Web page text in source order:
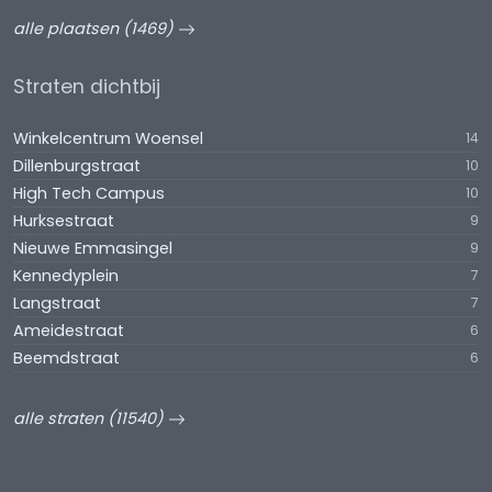
alle plaatsen (1469)
Straten dichtbij
Winkelcentrum Woensel 14
Dillenburgstraat 10
High Tech Campus 10
Hurksestraat 9
Nieuwe Emmasingel 9
Kennedyplein 7
Langstraat 7
Ameidestraat 6
Beemdstraat 6
alle straten (11540)